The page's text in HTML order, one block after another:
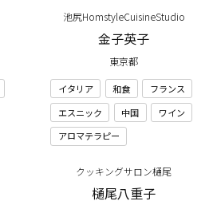
池尻HomstyleCuisineStudio
金子英子
東京都
イタリア 和食
フランス
エスニック
中国
ワイン
アロマテラピー
クッキングサロン樋尾
樋尾八重子